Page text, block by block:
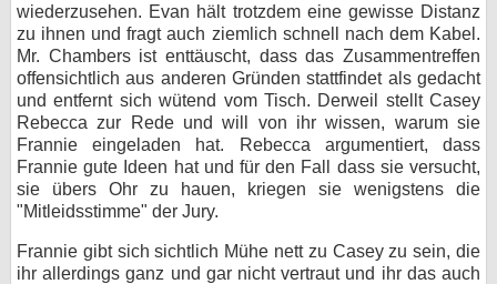
wiederzusehen. Evan hält trotzdem eine gewisse Distanz
zu ihnen und fragt auch ziemlich schnell nach dem Kabel.
Mr. Chambers ist enttäuscht, dass das Zusammentreffen
offensichtlich aus anderen Gründen stattfindet als gedacht
und entfernt sich wütend vom Tisch. Derweil stellt Casey
Rebecca zur Rede und will von ihr wissen, warum sie
Frannie eingeladen hat. Rebecca argumentiert, dass
Frannie gute Ideen hat und für den Fall dass sie versucht,
sie übers Ohr zu hauen, kriegen sie wenigstens die
"Mitleidsstimme" der Jury.
Frannie gibt sich sichtlich Mühe nett zu Casey zu sein, die
ihr allerdings ganz und gar nicht vertraut und ihr das auch